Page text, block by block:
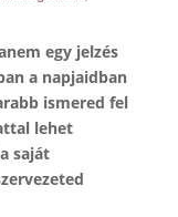
egy jelzés
a napjaidban
ismered fel
lehet
saját